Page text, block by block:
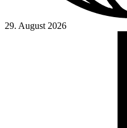
29. August 2026